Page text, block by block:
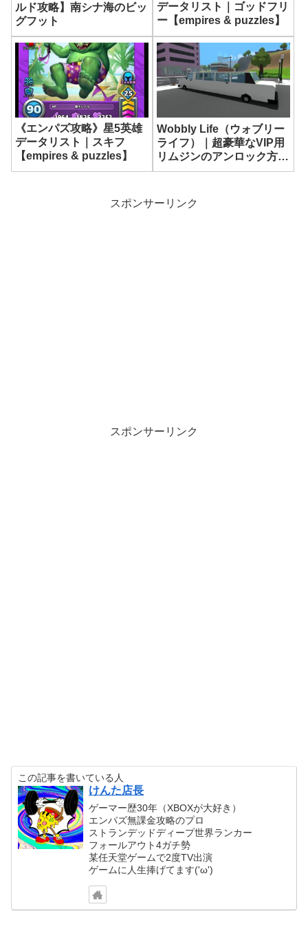
ルド攻略】南シナ海のビッ
グフット
データリスト｜ゴッドフリ
ー【empires & puzzles】
《エンパズ攻略》星5英雄
データリスト｜スキフ
【empires & puzzles】
Wobbly Life（ウォブリー
ライフ）｜超豪華なVIP用
リムジンのアンロック方法
｜乗り物まとめ
スポンサーリンク
スポンサーリンク
この記事を書いている人
けんた店長
ゲーマー歴30年（XBOXが大好き）
エンパズ無課金攻略のプロ
ストランデッドディープ世界ランカー
フォールアウト4ガチ勢
某任天堂ゲームで2度TV出演
ゲームに人生捧げてます('ω')